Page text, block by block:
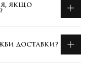
ЯКЩО
ДОСТАВКИ?